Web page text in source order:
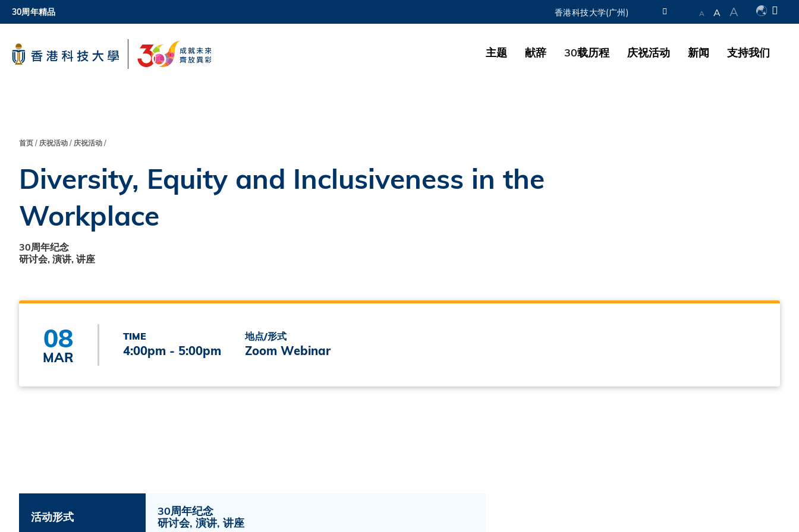
Skip
to
content
更多科大概览
科大新闻 生活@科大 图书馆
30周年精品 香港科技大学(广州) A A A
主题 献辞 30载历程 庆祝活动 新闻 支持我们
面
包
屑
首页 庆祝活动 庆祝活动
Diversity, Equity and Inclusiveness in the
Workplace
30周年纪念
研讨会, 演讲, 讲座
08
MAR
TIME
4:00pm - 5:00pm
地点/形式
Zoom Webinar
活动形式
30周年纪念
研讨会, 演讲, 讲座